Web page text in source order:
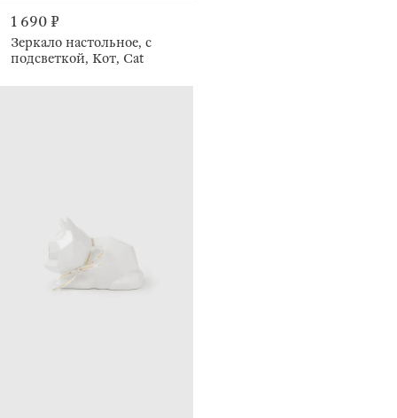
1 690 ₽
Зеркало настольное, с
подсветкой, Кот, Cat